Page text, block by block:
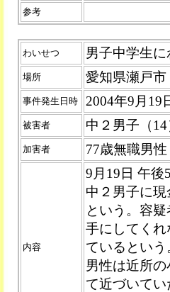
参考
わいせつ 男子中学生
場所 愛知県瀬戸市
事件発生日時 2004年9月19
被害者 中２男子（14
加害者 77歳無職男
内容
9月19日 午後
中２男子に
という。容
手にしてく
ているという
男性は近所
て近づいて